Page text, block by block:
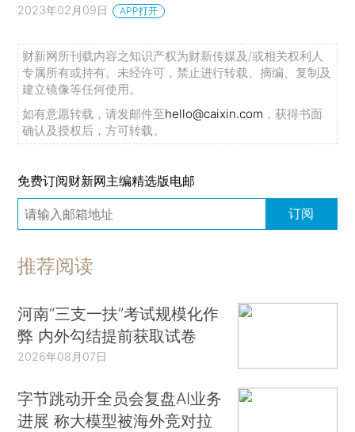
2023年02月09日 APP打开
财新网所刊载内容之知识产权为财新传媒及/或相关权利人
专属所有或持有。未经许可，禁止进行转载、摘编、复制及
建立镜像等任何使用。
如有意愿转载，请发邮件至hello@caixin.com ，获得书面
确认及授权后，方可转载。
免费订阅财新网主编精选版电邮
订阅
推荐阅读
河南“三支一扶”考试规模化作
弊 内外勾结提前获取试卷
2026年08月07日
字节跳动开全员会复盘AI业务
进展 称大模型被海外竞对拉